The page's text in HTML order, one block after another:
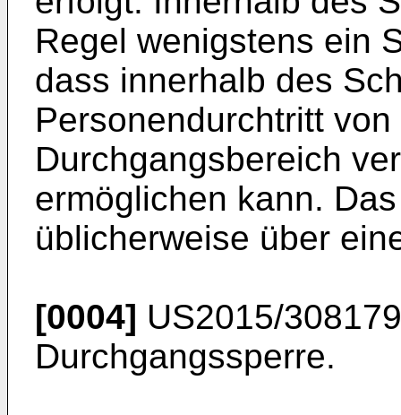
Regel wenigstens ein
dass innerhalb des
Personendurchtritt
Durchgangsbereich
ermöglichen kann.
üblicherweise über
[0004] US2015/
Durchgangssperre.